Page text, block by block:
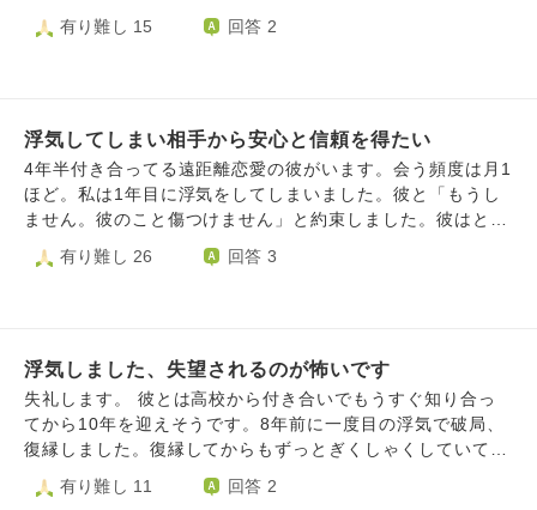
性とは2人で遊ばない、飲みに行かないと決めています。 一
てから、「こんなことをした自分が人のためになることをし
ていいのだろうか」「自分は根本的に不誠実な人間なのでは
ないか」と考えるようになり、今後どう生きていけばいいの
か分からなくなっています。 自分の行為を正当化したいわ
けではありません。悪かった部分については、厳しい意見で
も受け止めたいと思っています。 そのうえで、 ・私のした
ていけばよいと思うか について率直な意見をいただきたい
です。よろしくお願いいたします。
じ、離婚に至りました。 その後その関係は長く続かず、一
なりました。 現在は再構築をし、とても穏やかで幸せな関
係を築けており、最近もう一度一緒に生きていこうと提案さ
れました。私自身も望んでいます。 ただ、過去の自分の過
ちを思い出すたび、このまま幸せを選んでよいのか迷いがあ
ないかという不安もあります。 私は二度と同じ過ちは繰り
悩んでいます。
知りません。 いつかバラされるのではと不安です。 当時の
自分を思い出すと何でそのような事をしてしまったのかと後
って欲しいと願っています。 墓場まで持っていく覚悟です
が、打ち明けてしまうと、Aの心が壊れてしまう…やっぱり
墓場まで！と自分の中で負のループをしてしまいます。 ど
うか御知恵をお貸しください。 文章力が苦手なので上手く
うございました。
有り難し 15 回答 2
浮気してしまい相手から安心と信頼を得たい
4年半付き合ってる遠距離恋愛の彼がいます。会う頻度は月1
ほど。私は1年目に浮気をしてしまいました。彼と「もうし
ません。彼のこと傷つけません」と約束しました。彼はとて
も傷つきましたが、私の彼のことを好きだという気持ちを伝
え、息を呑んで許してくれました。ですが、その3年半後、
は友達だから1体1の個人SNSで電話しても大丈夫。と思って
いました。ですが彼は嫌だった。前回の時の約束では、1体1
のSNS関わり方については話してませんでした。彼は、今回
気になる人がいることを知り、不安になり、信頼が薄れまし
なってしまうかもしれない。今回の気になる人(浮気未遂) で
有り難し 26 回答 3
浮気しました、失望されるのが怖いです
失礼します。 彼とは高校から付き合いでもうすぐ知り合っ
てから10年を迎えそうです。8年前に一度目の浮気で破局、
復縁しました。復縁してからもずっとぎくしゃくしていて居
心地が悪かったのもあり彼からもう終わろうと切り出され数
カ月連絡をとれない状態にありました。（もう終わったもの
有り難し 11 回答 2